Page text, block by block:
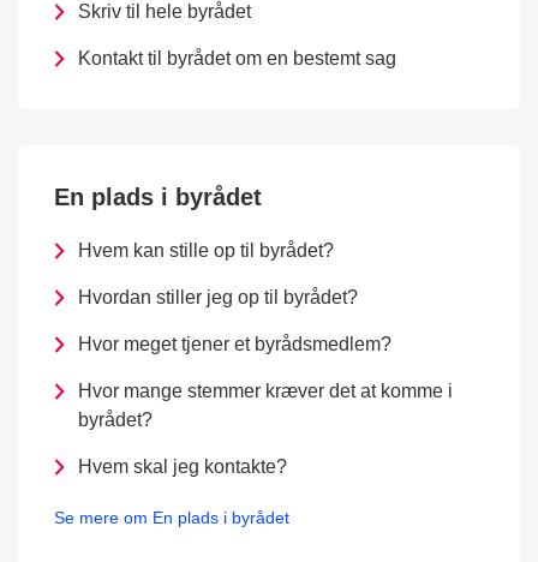
Skriv til hele byrådet
Kontakt til byrådet om en bestemt sag
En plads i byrådet
Hvem kan stille op til byrådet?
Hvordan stiller jeg op til byrådet?
Hvor meget tjener et byrådsmedlem?
Hvor mange stemmer kræver det at komme i
byrådet?
Hvem skal jeg kontakte?
Se mere om En plads i byrådet